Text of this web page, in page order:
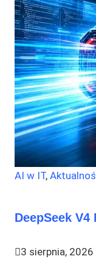
AI w IT,
DeepSeek
3 sierpnia, 2026